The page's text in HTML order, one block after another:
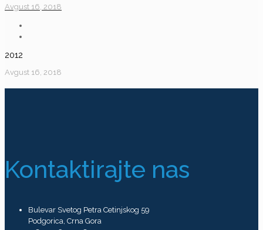
Avgust 16, 2018
2012
Avgust 16, 2018
Kontaktirajte nas
Bulevar Svetog Petra Cetinjskog 59
Podgorica, Crna Gora